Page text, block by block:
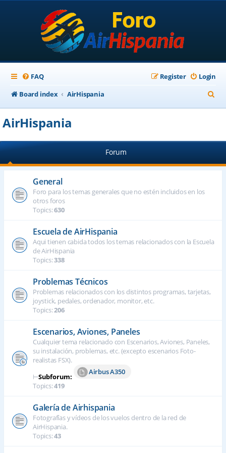
FAQ Login
Register
Board index
AirHispania
e
h
AirHispania
Forum
General
Foro para los temas generales que no estén incluidos en los
otros foros
Topics:630
Escuela de AirHispania
Aqui tienen cabida todos los temas relacionados con la Escuela
de AirHispania
Topics:338
Problemas Técnicos
Problemas relacionados con los distintos programas, tarjetas,
joystick, pedales, ordenador, monitor, etc.
Topics:206
Escenarios, Aviones, Paneles
Cualquier tema relacionado con Escenarios, Aviones, Paneles,
su instalación, problemas, etc. (excepto escenarios Foto-
realistas FSX).
⊢Subforum:
Airbus A350
Topics:419
Galería de Airhispania
Fotografías y vídeos de los vuelos dentro de la red de
AirHispania.
Topics:43